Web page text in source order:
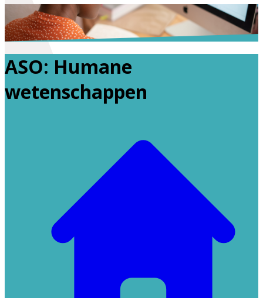
ASO: Humane
wetenschappen